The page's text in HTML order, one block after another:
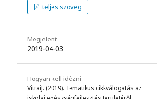
teljes szöveg
Megjelent
2019-04-03
Hogyan kell idézni
VitraiJ. (2019). Tematikus cikkválogatás az